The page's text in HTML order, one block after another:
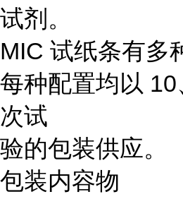
试剂。
MIC 试纸条有多
每种配置均以
次试
验的包装供应。
包装内容物